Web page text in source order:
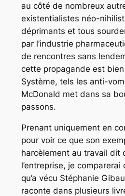
au côté de nombreux
existentialistes néo-
déprimants et tous
par l’industrie
de rencontres sans
cette propagande est
Système, tels les anti-
McDonald met dans sa
passons.
Prenant uniquement en
pour voir ce que son
harcèlement au travail dit
l’entreprise, je
qu’a vécu Stéphanie
raconte dans plusieurs